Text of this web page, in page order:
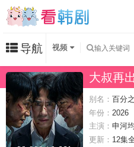
导航 视频
大叔再
别名： 百分
ionals
年份： 2026
主演： 申河均
更新： 12集